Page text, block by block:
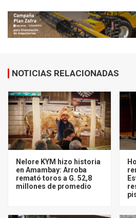
NOTICIAS RELACIONADAS
Nelore KYM hizo historia
en Amambay: Arroba
remató toros a G. 52,8
millones de promedio